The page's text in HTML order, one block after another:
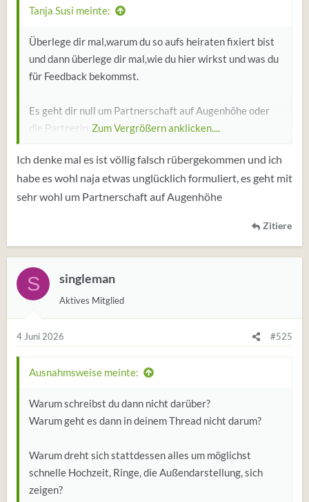
Vielleicht kapierst du dann auch,wie unreif du
Tanja Susi meinte:
Überlege dir mal,warum du so aufs heiraten fixiert bist
und dann überlege dir mal,wie du hier wirkst und was du
für Feedback bekommst.
Es geht dir null um Partnerschaft auf Augenhöhe oder
die Partnerin.
Vielleicht kapierst du dann auch,wie unreif du
rüberkommst.
Zum Vergrößern anklicken....
Ich denke mal es ist völlig falsch rübergekommen und ich
habe es wohl naja etwas unglücklich formuliert, es geht mit
sehr wohl um Partnerschaft auf Augenhöhe
Zitiere
S singleman
Aktives Mitglied
4 Juni 2026 #525
Ausnahmsweise meinte:
Warum schreibst du dann nicht darüber?
Warum geht es dann in deinem Thread nicht darum?
Warum dreht sich stattdessen alles um möglichst
schnelle Hochzeit, Ringe, die Außendarstellung, sich
zeigen?